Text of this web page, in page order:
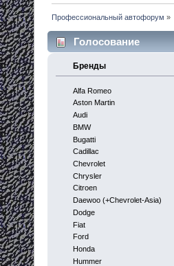
Профессиональный автофорум »
Голосование
Бренды
Alfa Romeo
Aston Martin
Audi
BMW
Bugatti
Cadillac
Chevrolet
Chrysler
Citroen
Daewoo (+Chevrolet-Asia)
Dodge
Fiat
Ford
Honda
Hummer